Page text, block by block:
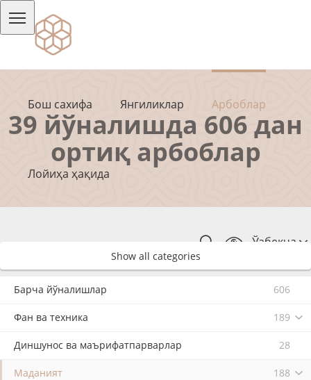
Бош сахифа Янгиликлар Арбоблар
Лойиҳа ҳақида
Ўзбекча
39 йўналишда 606 дан
ортиқ арбоблар
Show all categories
Барча йўналишлар 606
Фан ва техника 189
Диншунос ва маърифатпарварлар 28
Маданият 188